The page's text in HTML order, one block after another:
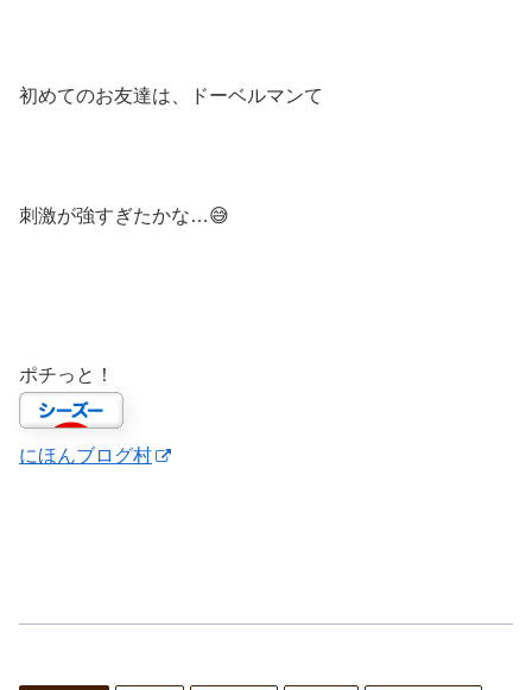
初めてのお友達は、ドーベルマンて
刺激が強すぎたかな…😅
ポチっと！
にほんブログ村